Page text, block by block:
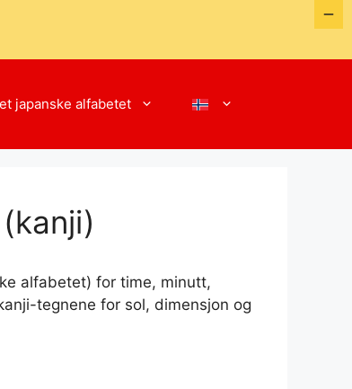
japanske alfabetet
alfabetet) for time, minutt,
tegnene for sol, dimensjon og